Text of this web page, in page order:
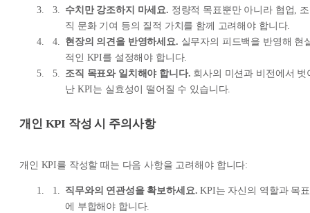
수치만 강조하지 마세요. 정량적 목표뿐만 아니라 협업, 조
직 문화 기여 등의 질적 가치를 함께 고려해야 합니다.
현장의 의견을 반영하세요. 실무자의 피드백을 반영해 현
적인 KPI를 설정해야 합니다.
조직 목표와 일치해야 합니다. 회사의 미션과 비전에서 벗
난 KPI는 실효성이 떨어질 수 있습니다.
개인 KPI 작성 시 주의사항
개인 KPI를 작성할 때는 다음 사항을 고려해야 합니다:
직무와의 연관성을 확보하세요. KPI는 자신의 역할과 목표
에 부합해야 합니다.